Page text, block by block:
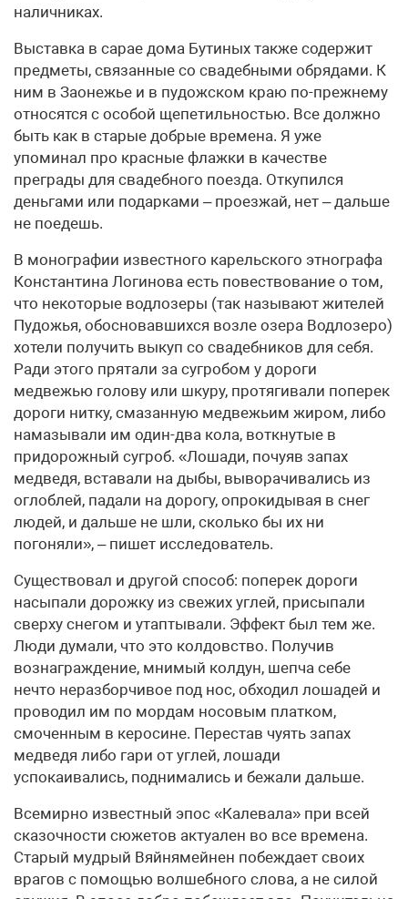
наличниках.
Выставка в сарае дома Бутиных также содержит
предметы, связанные со свадебными обрядами. К
ним в Заонежье и в пудожском краю по-прежнему
относятся с особой щепетильностью. Все должно
быть как в старые добрые времена. Я уже
упоминал про красные флажки в качестве
преграды для свадебного поезда. Откупился
деньгами или подарками – проезжай, нет – дальше
не поедешь.
В монографии известного карельского этнографа
Константина Логинова есть повествование о том,
что некоторые водлозеры (так называют жителей
Пудожья, обосновавшихся возле озера Водлозеро)
хотели получить выкуп со свадебников для себя.
Ради этого прятали за сугробом у дороги
медвежью голову или шкуру, протягивали поперек
дороги нитку, смазанную медвежьим жиром, либо
намазывали им один-два кола, воткнутые в
придорожный сугроб. «Лошади, почуяв запах
медведя, вставали на дыбы, выворачивались из
оглоблей, падали на дорогу, опрокидывая в снег
людей, и дальше не шли, сколько бы их ни
погоняли», – пишет исследователь.
Существовал и другой способ: поперек дороги
насыпали дорожку из свежих углей, присыпали
сверху снегом и утаптывали. Эффект был тем же.
Люди думали, что это колдовство. Получив
вознаграждение, мнимый колдун, шепча себе
нечто неразборчивое под нос, обходил лошадей и
проводил им по мордам носовым платком,
смоченным в керосине. Перестав чуять запах
медведя либо гари от углей, лошади
успокаивались, поднимались и бежали дальше.
Всемирно известный эпос «Калевала» при всей
сказочности сюжетов актуален во все времена.
Старый мудрый Вяйнямейнен побеждает своих
врагов с помощью волшебного слова, а не силой